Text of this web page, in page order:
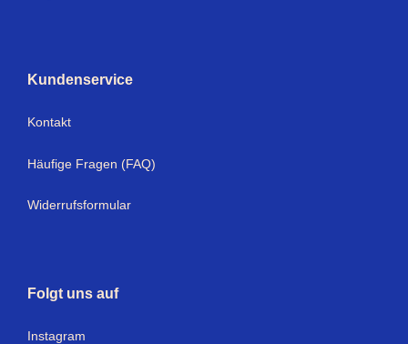
Kundenservice
Kontakt
Häufige Fragen (FAQ)
Widerrufsformular
Folgt uns auf
Instagram